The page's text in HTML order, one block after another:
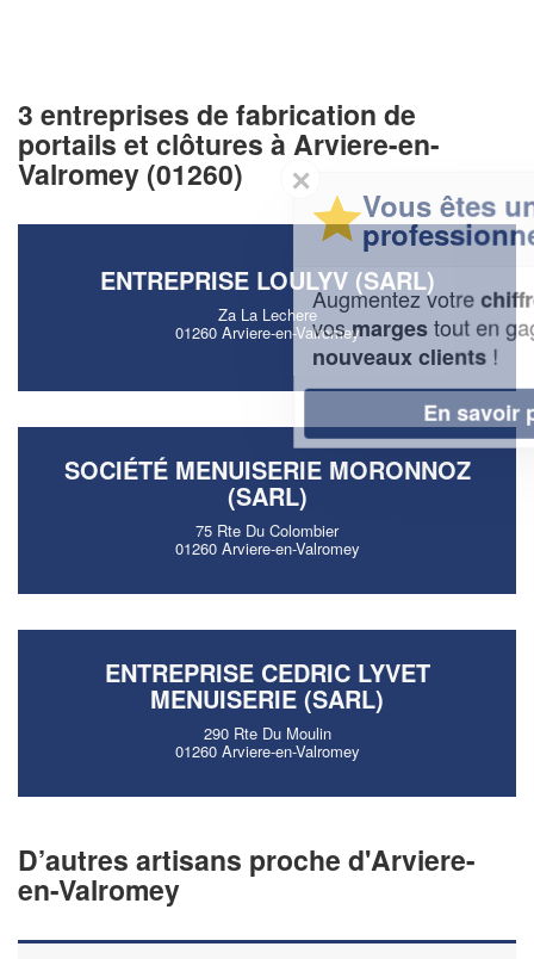
3 entreprises de fabrication de
portails et clôtures à Arviere-en-
Valromey (01260)
ENTREPRISE LOULYV (SARL)
Za La Lechere
01260 Arviere-en-Valromey
SOCIÉTÉ MENUISERIE MORONNOZ
(SARL)
75 Rte Du Colombier
01260 Arviere-en-Valromey
ENTREPRISE CEDRIC LYVET
MENUISERIE (SARL)
290 Rte Du Moulin
01260 Arviere-en-Valromey
D’autres artisans proche d'Arviere-
en-Valromey
✕
Vous êtes un
professionnel ?
Augmentez votrechiffre d'affaireset
vosmargestout en gagnant de
nouveaux clients!